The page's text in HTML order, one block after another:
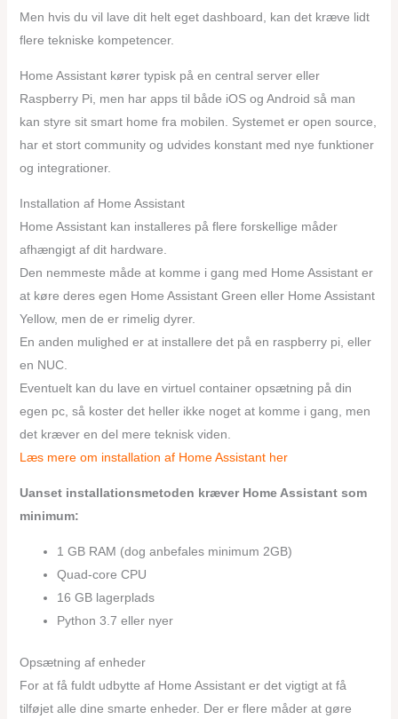
Men hvis du vil lave dit helt eget dashboard, kan det kræve lidt
flere tekniske kompetencer.
Home Assistant kører typisk på en central server eller
Raspberry Pi, men har apps til både iOS og Android så man
kan styre sit smart home fra mobilen. Systemet er open source,
har et stort community og udvides konstant med nye funktioner
og integrationer.
Installation af Home Assistant
Home Assistant kan installeres på flere forskellige måder
afhængigt af dit hardware.
Den nemmeste måde at komme i gang med Home Assistant er
at køre deres egen Home Assistant Green eller Home Assistant
Yellow, men de er rimelig dyrer.
En anden mulighed er at installere det på en raspberry pi, eller
en NUC.
Eventuelt kan du lave en virtuel container opsætning på din
egen pc, så koster det heller ikke noget at komme i gang, men
det kræver en del mere teknisk viden.
Læs mere om installation af Home Assistant her
Uanset installationsmetoden kræver Home Assistant som
minimum:
1 GB RAM (dog anbefales minimum 2GB)
Quad-core CPU
16 GB lagerplads
Python 3.7 eller nyer
Opsætning af enheder
For at få fuldt udbytte af Home Assistant er det vigtigt at få
tilføjet alle dine smarte enheder. Der er flere måder at gøre